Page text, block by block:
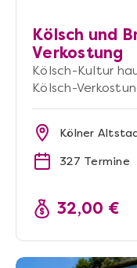
Kölsch und
Verkostung
Kölsch-Kultur
Kölsch-
Kölner
327 Termine
32,00 €